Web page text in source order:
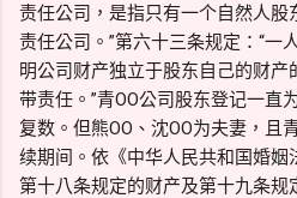
责任公司，是指只有一个自然人股
责任公司。”第六十三条规定：“一
明公司财产独立于股东自己的财
带责任。”青OO公司股东登记一直
复数。但熊OO、沈OO为夫妻，且
续期间。依《中华人民共和国婚姻
第十八条规定的财产及第十九条规